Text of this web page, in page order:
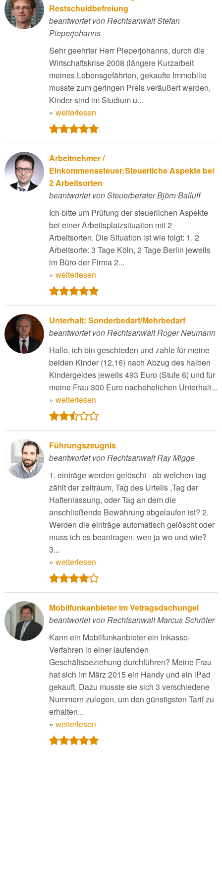
Restschuldbefreiung
beantwortet von Rechtsanwalt Stefan
Pieperjohanns
Sehr geehrter Herr Pieperjohanns, durch die
Wirtschaftskrise 2008 (längere Kurzarbeit
meines Lebensgefährten, gekaufte Immobilie
musste zum geringen Preis veräußert werden,
Kinder sind im Studium u...
» weiterlesen
Arbeitnehmer /
Einkommenssteuer:Steuerliche Aspekte bei
2 Arbeitsorten
beantwortet von Steuerberater Björn Balluff
Ich bitte um Prüfung der steuerlichen Aspekte
bei einer Arbeitsplatzsituation mit 2
Arbeitsorten. Die Situation ist wie folgt: 1. 2
Arbeitsorte: 3 Tage Köln, 2 Tage Berlin jeweils
im Büro der Firma 2...
» weiterlesen
Unterhalt: Sonderbedarf/Mehrbedarf
beantwortet von Rechtsanwalt Roger Neumann
Hallo, ich bin geschieden und zahle für meine
beiden Kinder (12,16) nach Abzug des halben
Kindergeldes jeweils 493 Euro (Stufe 6) und für
meine Frau 300 Euro nachehelichen Unterhalt...
» weiterlesen
Führungszeugnis
beantwortet von Rechtsanwalt Ray Migge
1. einträge werden gelöscht - ab welchen tag
zählt der zeitraum, Tag des Urteils ,Tag der
Haftenlassung, oder Tag an dem die
anschließende Bewährung abgelaufen ist? 2.
Werden die einträge automatisch gelöscht oder
muss ich es beantragen, wen ja wo und wie?
3...
» weiterlesen
Mobilfunkanbieter im Vetragsdschungel
beantwortet von Rechtsanwalt Marcus Schröter
Kann ein Mobilfunkanbieter ein Inkasso-
Verfahren in einer laufenden
Geschäftsbeziehung durchführen? Meine Frau
hat sich im März 2015 ein Handy und ein iPad
gekauft. Dazu musste sie sich 3 verschiedene
Nummern zulegen, um den günstigsten Tarif zu
erhalten...
» weiterlesen